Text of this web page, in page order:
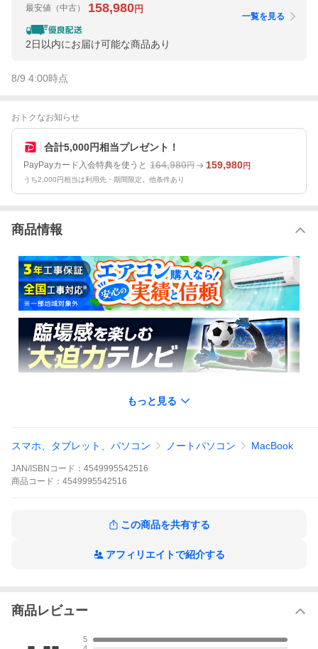
最安値 （中古） 158,980円
2日以内にお届け可能な商品あり
一覧を見る
8/9 4:00時点
おトクなお知らせ
合計5,000円相当プレゼント！
PayPayカード入会特典を使うと 164,980円 159,980円
うち2,000円相当は利用先・期間限定。他条件あり
商品情報
もっと見る
スマホ、タブレット、パソコン ノートパソコン MacBook
JAN/ISBNコード： 4549995542516
商品 コード： 4549995542516
この商品を共有する
アフィリエイトで紹介する
商品レビュー
5